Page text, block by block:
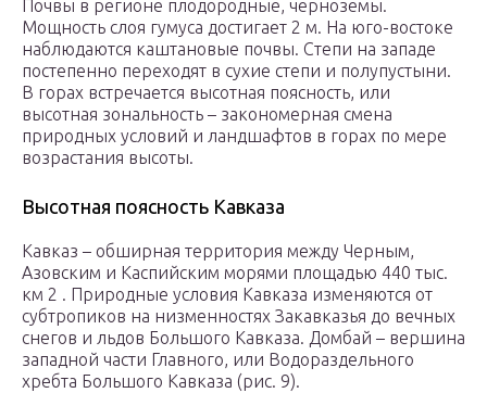
Почвы в регионе плодородные, черноземы.
Мощность слоя гумуса достигает 2 м. На юго-востоке
наблюдаются каштановые почвы. Степи на западе
постепенно переходят в сухие степи и полупустыни.
В горах встречается высотная поясность, или
высотная зональность – закономерная смена
природных условий и ландшафтов в горах по мере
возрастания высоты.
Высотная поясность Кавказа
Кавказ – обширная территория между Черным,
Азовским и Каспийским морями площадью 440 тыс.
км 2 . Природные условия Кавказа изменяются от
субтропиков на низменностях Закавказья до вечных
снегов и льдов Большого Кавказа. Домбай – вершина
западной части Главного, или Водораздельного
хребта Большого Кавказа (рис. 9).